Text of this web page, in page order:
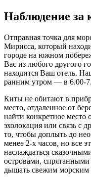
Наблюдение за
Отправная точка для
Мирисса, который
городе на южном
Вас из любого другого
находится Ваш отель.
ранним утром — в 6.00-
Киты не обитают в
место, отдаленное от
найти конкретное место
эхолокация или связь с
то, чтобы доплыть до
менее 2-х часов, но все
наслаждаться
островами,
дышать свежим морским